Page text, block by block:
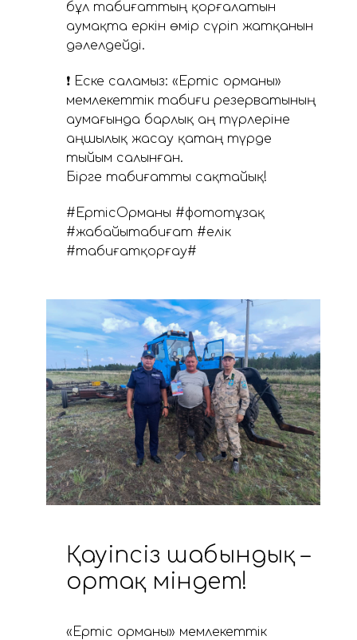
бұл табиғаттың қорғалатын
аумақта еркін өмір сүріп жатқанын
дәлелдейді.
❗ Еске саламыз: «Ертіс орманы»
мемлекеттік табиғи резерватының
аумағында барлық аң түрлеріне
аңшылық жасау қатаң түрде
тыйым салынған.
Бірге табиғатты сақтайық!
#ЕртісОрманы #фототұзақ
#жабайытабиғат #елік
#табиғатқорғау#
Қауіпсіз шабындық –
ортақ міндет!
«Ертіс орманы» мемлекеттік